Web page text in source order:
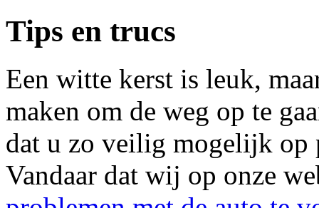
Tips en trucs
Een witte kerst is leuk,
maken om de weg op te
dat u zo veilig mogelijk op
Vandaar dat wij op onze